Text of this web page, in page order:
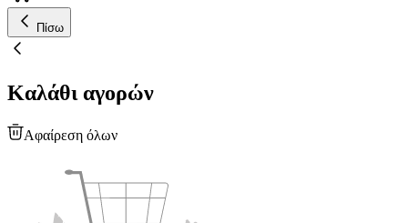
Πίσω
Καλάθι αγορών
Αφαίρεση όλων